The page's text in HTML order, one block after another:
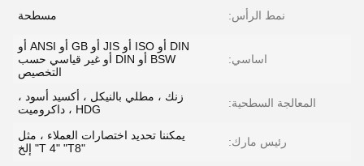
نمط الرأس: مسطحة
اساسي:
DIN أو ISO أو JIS أو GB أو ANSI أو
BSW أو DIN أو غير قياسي حسب
التخصيص
المعالجة السطحية:
زنك ، مطلي بالنيكل ، أكسيد أسود ،
HDG ، داكروميت
رئيس مارك:
يمكننا تحديد اختصارات العملاء ، مثل
"T 4" "T8" إلخ